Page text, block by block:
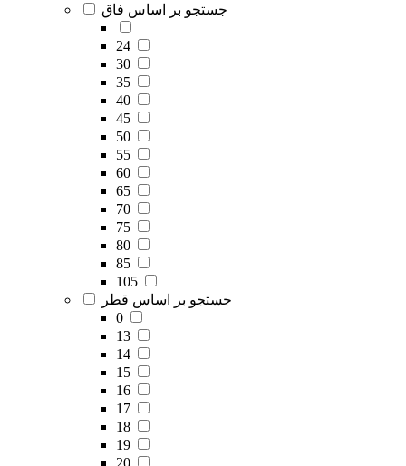
جستجو بر اساس فاق
24
30
35
40
45
50
55
60
65
70
75
80
85
105
جستجو بر اساس قطر
0
13
14
15
16
17
18
19
20